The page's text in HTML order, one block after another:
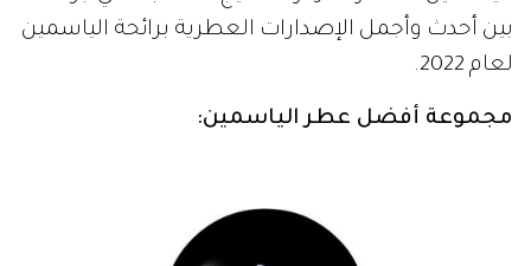
بين أحدث وأجمل الإصدارات العطرية برائحة الياسمين
لعام 2022.
مجموعة أفضل عطر الياسمين: